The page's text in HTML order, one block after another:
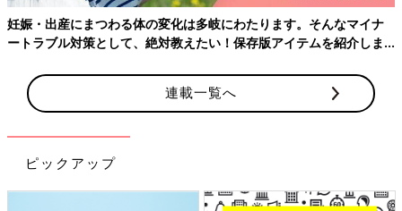
出典：Instagramアカウント「emasuketwins」
ー）のトップスに鮮やかなズボンの色合いが夏らしいですよね！
背中のミッキー&ミニーがとても可愛らしく、バックプリントま
妊娠・出産にまつわる体の変化は多岐にわたります。そんなマイナ
ートラブル対策として、絶対教えたい！保存版アイテムを紹介しま
連載一覧へ
ピックアップ